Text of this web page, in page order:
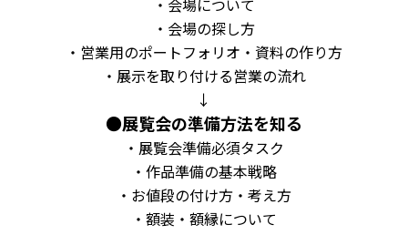
・会場について
・会場の探し方
・営業用のポートフォリオ・資料の作り方
・展示を取り付ける営業の流れ
↓
●展覧会の準備方法を知る
・展覧会準備必須タスク
・作品準備の基本戦略
・お値段の付け方・考え方
・額装・額縁について